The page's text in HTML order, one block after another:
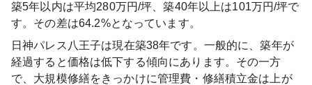
築5年以内は平均280万円/坪、築40年以上は101万円/坪で
す。その差は64.2%となっています。
日神パレス八王子は現在築38年です。一般的に、築年が
経過すると価格は低下する傾向にあります。その一方
で、大規模修繕をきっかけに管理費・修繕積立金は上が